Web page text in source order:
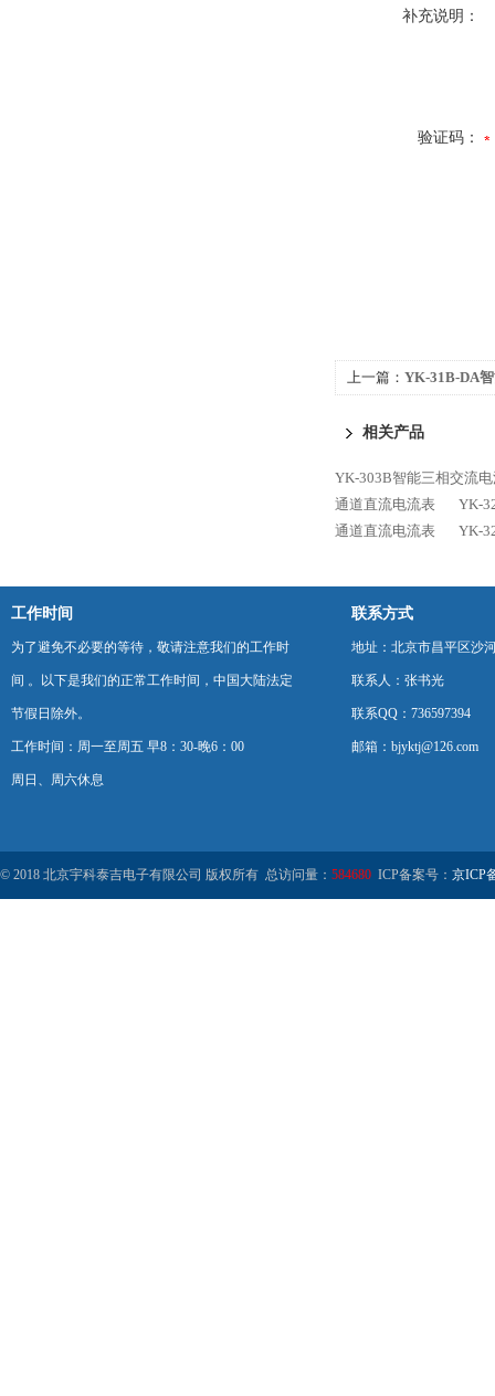
补充说明：
验证码：
上一篇： YK-31B-DA
相关产品
YK-303B智能三相交流
通道直流电流表
YK-
通道直流电流表
YK-
工作时间
为了避免不必要的等待，敬请注意我们的工作时
间 。以下是我们的正常工作时间，中国大陆法定
节假日除外。
工作时间：周一至周五 早8：30-晚6：00
周日、周六休息
联系方式
地址：北京市昌平区沙
联系人：张书光
联系QQ：736597394
邮箱：bjyktj@126.com
© 2018 北京宇科泰吉电子有限公司 版权所有 总访问量： 584680 ICP备案号： 京ICP